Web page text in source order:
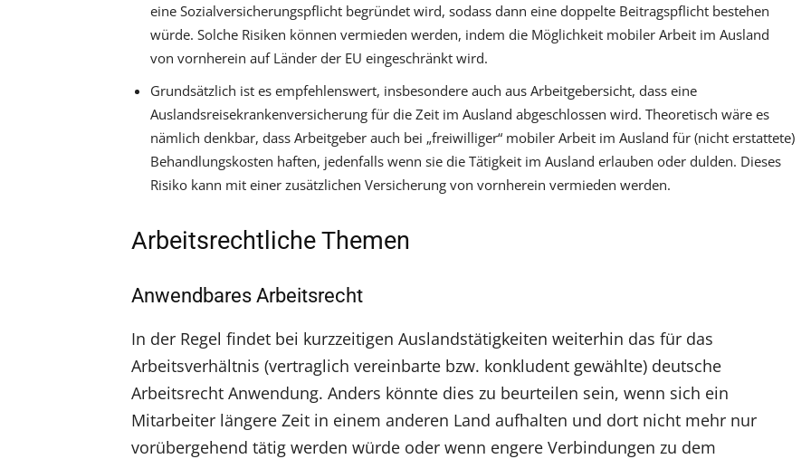
eine Sozialversicherungspflicht begründet wird, sodass dann eine doppelte Beitragspflicht bestehen
würde. Solche Risiken können vermieden werden, indem die Möglichkeit mobiler Arbeit im Ausland
von vornherein auf Länder der EU eingeschränkt wird.
Grundsätzlich ist es empfehlenswert, insbesondere auch aus Arbeitgebersicht, dass eine
Auslandsreisekrankenversicherung für die Zeit im Ausland abgeschlossen wird. Theoretisch wäre es
nämlich denkbar, dass Arbeitgeber auch bei „freiwilliger“ mobiler Arbeit im Ausland für (nicht erstattete)
Behandlungskosten haften, jedenfalls wenn sie die Tätigkeit im Ausland erlauben oder dulden. Dieses
Risiko kann mit einer zusätzlichen Versicherung von vornherein vermieden werden.
Arbeitsrechtliche Themen
Anwendbares Arbeitsrecht
In der Regel findet bei kurzzeitigen Auslandstätigkeiten weiterhin das für das
Arbeitsverhältnis (vertraglich vereinbarte bzw. konkludent gewählte) deutsche
Arbeitsrecht Anwendung. Anders könnte dies zu beurteilen sein, wenn sich ein
Mitarbeiter längere Zeit in einem anderen Land aufhalten und dort nicht mehr nur
vorübergehend tätig werden würde oder wenn engere Verbindungen zu dem